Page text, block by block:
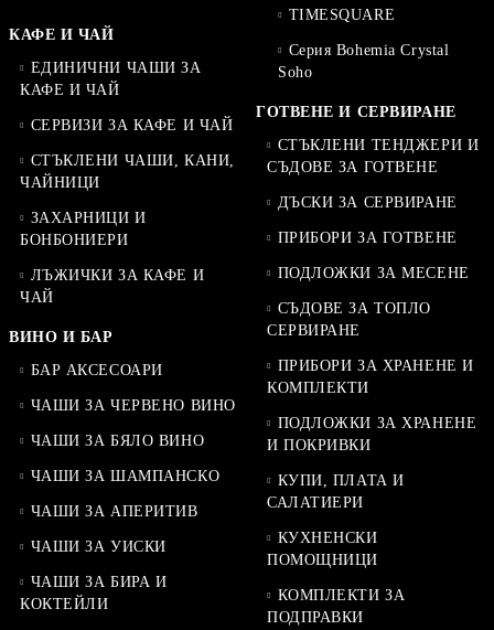
КАФЕ И ЧАЙ
ЕДИНИЧНИ ЧАШИ ЗА
КАФЕ И ЧАЙ
СЕРВИЗИ ЗА КАФЕ И ЧАЙ
СТЪКЛЕНИ ЧАШИ, КАНИ,
ЧАЙНИЦИ
ЗАХАРНИЦИ И
БОНБОНИЕРИ
ЛЪЖИЧКИ ЗА КАФЕ И
ЧАЙ
ВИНО И БАР
БАР АКСЕСОАРИ
ЧАШИ ЗА ЧЕРВЕНО ВИНО
ЧАШИ ЗА БЯЛО ВИНО
ЧАШИ ЗА ШАМПАНСКО
ЧАШИ ЗА АПЕРИТИВ
ЧАШИ ЗА УИСКИ
ЧАШИ ЗА БИРА И
КОКТЕЙЛИ
TIMESQUARE
Серия Bohemia Crystal
Soho
ГОТВЕНЕ И СЕРВИРАНЕ
СТЪКЛЕНИ ТЕНДЖЕРИ И
СЪДОВЕ ЗА ГОТВЕНЕ
ДЪСКИ ЗА СЕРВИРАНЕ
ПРИБОРИ ЗА ГОТВЕНЕ
ПОДЛОЖКИ ЗА МЕСЕНЕ
СЪДОВЕ ЗА ТОПЛО
СЕРВИРАНЕ
ПРИБОРИ ЗА ХРАНЕНЕ И
КОМПЛЕКТИ
ПОДЛОЖКИ ЗА ХРАНЕНЕ
И ПОКРИВКИ
КУПИ, ПЛАТА И
САЛАТИЕРИ
КУХНЕНСКИ
ПОМОЩНИЦИ
КОМПЛЕКТИ ЗА
ПОДПРАВКИ